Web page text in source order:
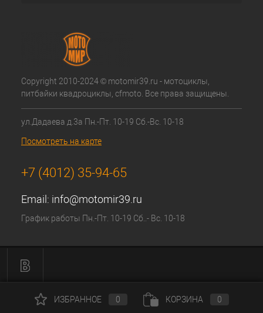
Copyright 2010-2024 © motomir39.ru - мотоциклы,
питбайки квадроциклы, cfmoto. Все права защищены.
ул.Дадаева д.3а Пн.-Пт. 10-19 Сб.-Вс. 10-18
Посмотреть на карте
+7 (4012) 35-94-65
Email: info@motomir39.ru
График работы Пн.-Пт. 10-19 Сб..- Вс. 10-18
ИЗБРАННОЕ 0 КОРЗИНА 0